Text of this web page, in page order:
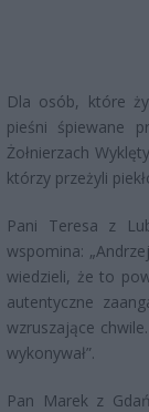
Dla osób, które
pieśni śpiewane
Żołnierzach
którzy przeżyli
Pani Teresa z
wspomina:
wiedzieli, że to
autentyczne
wzruszające
wykonywał”.
Pan Marek z